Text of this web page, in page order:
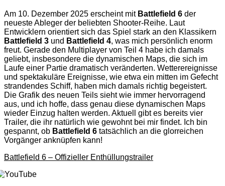
Am 10. Dezember 2025 erscheint mit Battlefield 6 der
neueste Ableger der beliebten Shooter-Reihe. Laut
Entwicklern orientiert sich das Spiel stark an den Klassikern
Battlefield 3 und Battlefield 4, was mich persönlich enorm
freut. Gerade den Multiplayer von Teil 4 habe ich damals
geliebt, insbesondere die dynamischen Maps, die sich im
Laufe einer Partie dramatisch veränderten. Wetterereignisse
und spektakuläre Ereignisse, wie etwa ein mitten im Gefecht
strandendes Schiff, haben mich damals richtig begeistert.
Die Grafik des neuen Teils sieht wie immer hervorragend
aus, und ich hoffe, dass genau diese dynamischen Maps
wieder Einzug halten werden. Aktuell gibt es bereits vier
Trailer, die ihr natürlich wie gewohnt bei mir findet. Ich bin
gespannt, ob Battlefield 6 tatsächlich an die glorreichen
Vorgänger anknüpfen kann!
Battlefield 6 – Offizieller Enthüllungstrailer